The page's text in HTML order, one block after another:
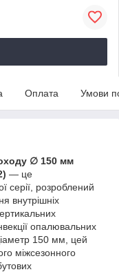
Оплата Умови
∅ 150 мм
— це
серії, розроблений
внутрішніх
опалювальних
150 мм, цей
міжсезонного